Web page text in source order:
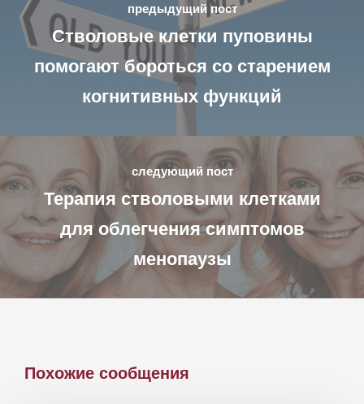
предыдущий пост
Стволовые клетки пуповины
помогают бороться со старением
когнитивных функций
следующий пост
Терапия стволовыми клетками
для облегчения симптомов
менопаузы
Похожие сообщения